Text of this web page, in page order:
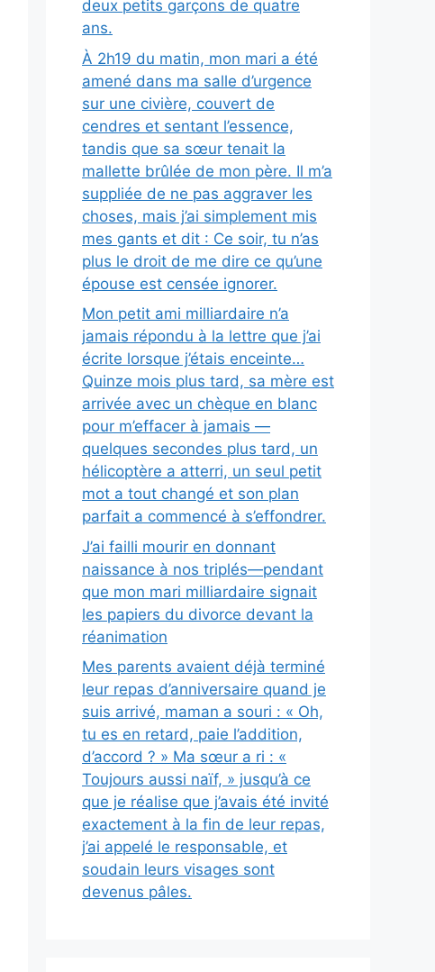
deux petits garçons de quatre
ans.
À 2h19 du matin, mon mari a été
amené dans ma salle d’urgence
sur une civière, couvert de
cendres et sentant l’essence,
tandis que sa sœur tenait la
mallette brûlée de mon père. Il m’a
suppliée de ne pas aggraver les
choses, mais j’ai simplement mis
mes gants et dit : Ce soir, tu n’as
plus le droit de me dire ce qu’une
épouse est censée ignorer.
Mon petit ami milliardaire n’a
jamais répondu à la lettre que j’ai
écrite lorsque j’étais enceinte…
Quinze mois plus tard, sa mère est
arrivée avec un chèque en blanc
pour m’effacer à jamais —
quelques secondes plus tard, un
hélicoptère a atterri, un seul petit
mot a tout changé et son plan
parfait a commencé à s’effondrer.
J’ai failli mourir en donnant
naissance à nos triplés—pendant
que mon mari milliardaire signait
les papiers du divorce devant la
réanimation
Mes parents avaient déjà terminé
leur repas d’anniversaire quand je
suis arrivé, maman a souri : « Oh,
tu es en retard, paie l’addition,
d’accord ? » Ma sœur a ri : «
Toujours aussi naïf, » jusqu’à ce
que je réalise que j’avais été invité
exactement à la fin de leur repas,
j’ai appelé le responsable, et
soudain leurs visages sont
devenus pâles.